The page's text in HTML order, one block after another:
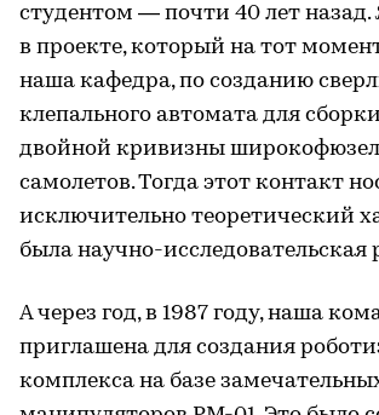
студентом — почти 40 лет назад.
в проекте, который на тот
наша кафедра, по созданию
клепального автомата для
двойной кривизны
самолетов. Тогда этот контакт
исключительно теоретический
была научно-исследовательская
А через год, в 1987 году, наша
приглашена для создания
комплекса на базе